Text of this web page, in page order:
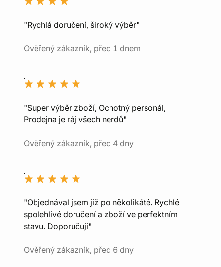
"Rychlá doručení, široký výběr"
Ověřený zákazník, před 1 dnem
"Super výběr zboží, Ochotný personál,
Prodejna je ráj všech nerdů"
Ověřený zákazník, před 4 dny
"Objednával jsem již po několikáté. Rychlé
spolehlivé doručení a zboží ve perfektním
stavu. Doporučuji"
Ověřený zákazník, před 6 dny